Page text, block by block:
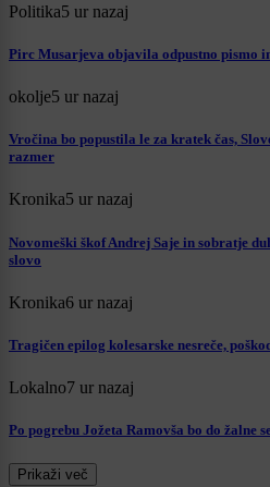
Politika5 ur nazaj
Pirc Musarjeva objavila odpustno pismo
okolje5 ur nazaj
Vročina bo popustila le za kratek čas,
razmer
Kronika5 ur nazaj
Novomeški škof Andrej Saje in sobratje
slovo
Kronika6 ur nazaj
Tragičen epilog kolesarske nesreče,
Lokalno7 ur nazaj
Po pogrebu Jožeta Ramovša bo do žalne
Prikaži več